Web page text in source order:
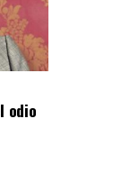
odio